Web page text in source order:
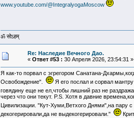
www.youtube.com/@IntegralyogaMoscow
ॐ सोऽहम्
Re: Наследие Вечного Дао.
« Ответ #53 : 30 Апреля 2026, 23:54:31 »
Я как-то порвал с эгрегором Санатана-
Освобождение".
Я его послал и сорвал
говядину еще не ел,чтобы лишний раз не
через что они текут. P.S. Хотя в давние
Цивилизации. "Кут-Хуми,Ветхого Днями",на пару
декогерировали,да не выдекогерировали."